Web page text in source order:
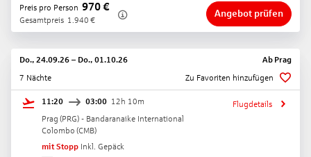
Preis pro Person 970€
Gesamtpreis 1.940 €
Angebot prüfen
Do., 24.09.26 – Do., 01.10.26 Ab Prag
7 Nächte
Zu Favoriten hinzufügen
11:20 03:00 12h 10m
Prag (PRG) - Bandaranaike International
Colombo (CMB)
mit Stopp Inkl. Gepäck
Flugdetails